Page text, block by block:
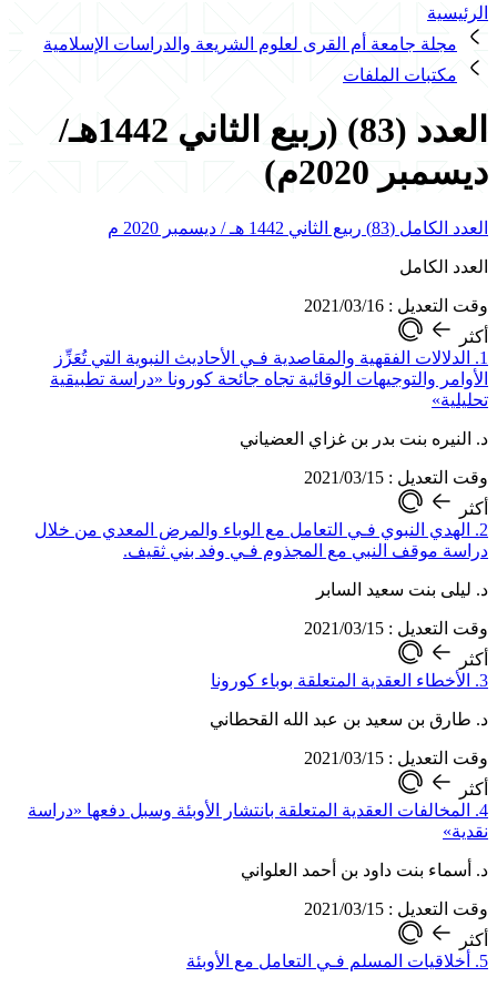
الرئيسية
مجلة جامعة أم القرى لعلوم الشريعة والدراسات الإسلامية
مكتبات الملفات
العدد (83) (ربيع الثاني 1442هـ/
ديسمبر 2020م)
العدد الكامل (83) ربيع الثاني 1442 هـ / ديسمبر 2020 م
العدد الكامل
وقت التعديل : 2021/03/16
أكثر
1. الدلالات الفقهية والمقاصدية فـي الأحاديث النبوية التي تُعَزِّز
الأوامر والتوجيهات الوقائية تجاه جائحة كورونا «دراسة تطبيقية
تحليلية»
د. النيره بنت بدر بن غزاي العضياني
وقت التعديل : 2021/03/15
أكثر
2. الهدي النبوي فـي التعامل مع الوباء والمرض المعدي من خلال
دراسة موقف النبي مع المجذوم فـي وفد بني ثقيف.
د. ليلى بنت سعيد السابر
وقت التعديل : 2021/03/15
أكثر
3. الأخطاء العقدية المتعلقة بوباء كورونا
د. طارق بن سعيد بن عبد الله القحطاني
وقت التعديل : 2021/03/15
أكثر
4. المخالفات العقدية المتعلقة بانتشار الأوبئة وسبل دفعها «دراسة
نقدية»
د. أسماء بنت داود بن أحمد العلواني
وقت التعديل : 2021/03/15
أكثر
5. أخلاقيات المسلم فـي التعامل مع الأوبئة